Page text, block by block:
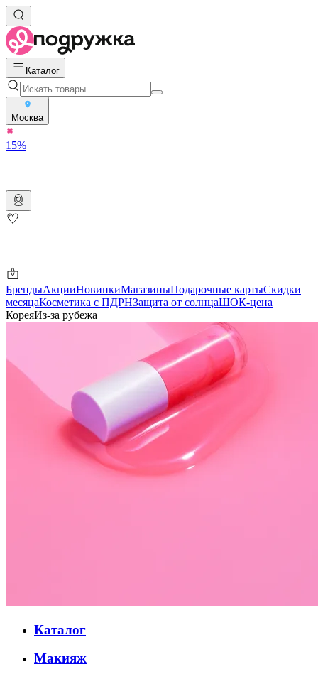
Каталог
Москва
15%
БрендыАкцииНовинкиМагазиныПодарочные картыСкидки
месяцаКосметика с ПДРНЗащита от солнцаШОК-цена
КореяИз-за рубежа
Каталог
Макияж